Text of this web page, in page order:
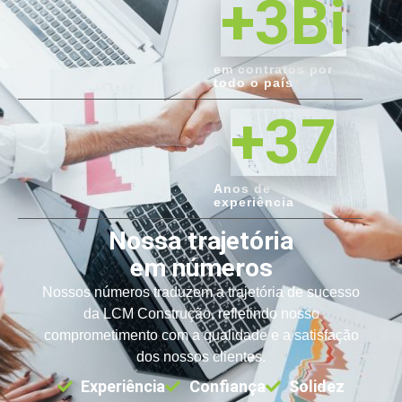
+3Bi
em contratos por
todo o país
+37
Anos de
experiência
Nossa trajetória
em números
Nossos números traduzem a trajetória de sucesso
da LCM Construção, refletindo nosso
comprometimento com a qualidade e a satisfação
dos nossos clientes.
Experiência Confiança Solidez